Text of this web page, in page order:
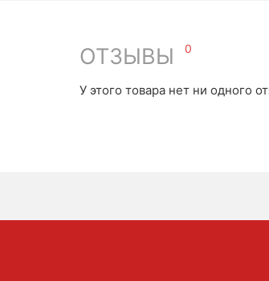
ОТЗЫВЫ 0
У этого товара нет ни одного